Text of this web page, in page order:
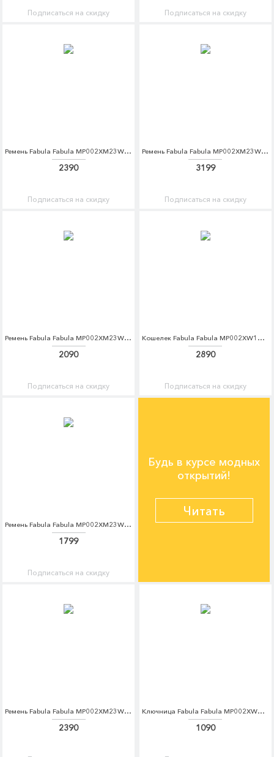
Подписаться на скидку Подписаться на скидку
Ремень Fabula Fabula MP002XM23WCR
2390
Подписаться на скидку
Ремень Fabula Fabula MP002XM23WCS
3199
Подписаться на скидку
Ремень Fabula Fabula MP002XM23WCT
2090
Подписаться на скидку
Кошелек Fabula Fabula MP002XW1AMI1
2890
Подписаться на скидку
Ремень Fabula Fabula MP002XM23WCU
1799
Подписаться на скидку
Будь в курсе модных
открытий!
Читать
Ремень Fabula Fabula MP002XM23WKC
2390
Ключница Fabula Fabula MP002XW1AMDO
1090